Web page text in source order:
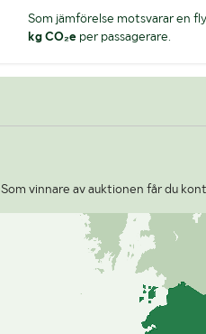
Som jämförelse motsvarar en
kg CO₂e per passagerare.
Som vinnare av auktionen får du